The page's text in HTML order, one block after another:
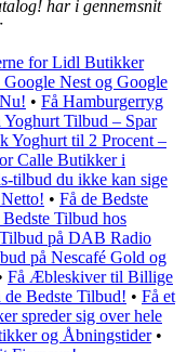
har i gennemsnit
for Lidl Butikker
Nest og Google
• Få Hamburgerryg
Yoghurt Tilbud – Spar
Yoghurt til 2 Procent –
Calle Butikker i
tilbud du ikke kan sige
• Få de Bedste
Bedste Tilbud hos
på DAB Radio
på Nescafé Gold og
Få Æbleskiver til Billige
Bedste Tilbud! • Få et
spreder sig over hele
og Åbningstider•